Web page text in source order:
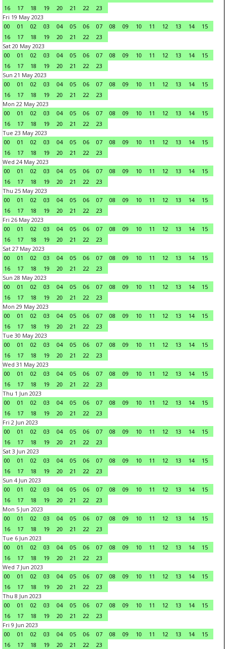
16
17 18 19 20 21 22
23
Fri 19 May 2023
00
01 02 03 04 05 06 07 08 09 10 11 12 13 14
15
16
17 18 19 20 21 22
23
Sat 20 May 2023
00
01 02 03 04 05 06 07 08 09 10 11 12 13 14
15
16
17 18 19 20 21 22
23
Sun 21 May 2023
00
01 02 03 04 05 06 07 08 09 10 11 12 13 14
15
16
17 18 19 20 21 22
23
Mon 22 May 2023
00
01 02 03 04 05 06 07 08 09 10 11 12 13 14
15
16
17 18 19 20 21 22
23
Tue 23 May 2023
00
01 02 03 04 05 06 07 08 09 10 11 12 13 14
15
16
17 18 19 20 21 22
23
Wed 24 May 2023
00
01 02 03 04 05 06 07 08 09 10 11 12 13 14
15
16
17 18 19 20 21 22
23
Thu 25 May 2023
00
01 02 03 04 05 06 07 08 09 10 11 12 13 14
15
16
17 18 19 20 21 22
23
Fri 26 May 2023
00
01 02 03 04 05 06 07 08 09 10 11 12 13 14
15
16
17 18 19 20 21 22
23
Sat 27 May 2023
00
01 02 03 04 05 06 07 08 09 10 11 12 13 14
15
16
17 18 19 20 21 22
23
Sun 28 May 2023
00
01 02 03 04 05 06 07 08 09 10 11 12 13 14
15
16
17 18 19 20 21 22
23
Mon 29 May 2023
00
01 02 03 04 05 06 07 08 09 10 11 12 13 14
15
16
17 18 19 20 21 22
23
Tue 30 May 2023
00
01 02 03 04 05 06 07 08 09 10 11 12 13 14
15
16
17 18 19 20 21 22
23
Wed 31 May 2023
00
01 02 03 04 05 06 07 08 09 10 11 12 13 14
15
16
17 18 19 20 21 22
23
Thu 1 Jun 2023
00
01 02 03 04 05 06 07 08 09 10 11 12 13 14
15
16
17 18 19 20 21 22
23
Fri 2 Jun 2023
00
01 02 03 04 05 06 07 08 09 10 11 12 13 14
15
16
17 18 19 20 21 22
23
Sat 3 Jun 2023
00
01 02 03 04 05 06 07 08 09 10 11 12 13 14
15
16
17 18 19 20 21 22
23
Sun 4 Jun 2023
00
01 02 03 04 05 06 07 08 09 10 11 12 13 14
15
16
17 18 19 20 21 22
23
Mon 5 Jun 2023
00
01 02 03 04 05 06 07 08 09 10 11 12 13 14
15
16
17 18 19 20 21 22
23
Tue 6 Jun 2023
00
01 02 03 04 05 06 07 08 09 10 11 12 13 14
15
16
17 18 19 20 21 22
23
Wed 7 Jun 2023
00
01 02 03 04 05 06 07 08 09 10 11 12 13 14
15
16
17 18 19 20 21 22
23
Thu 8 Jun 2023
00
01 02 03 04 05 06 07 08 09 10 11 12 13 14
15
16
17 18 19 20 21 22
23
Fri 9 Jun 2023
00
01 02 03 04 05 06 07 08 09 10 11 12 13 14
15
16
17 18 19 20 21 22
23